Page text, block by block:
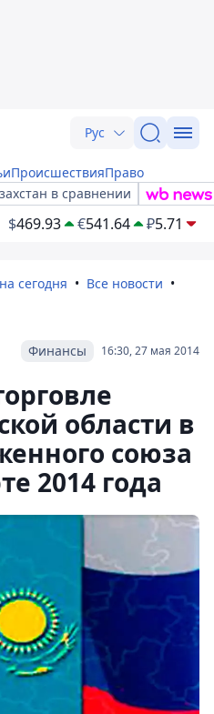
Рус
ПроисшествияПраво
в сравнении
$469.93 €541.64 ₽5.71
сегодня
Все новости
16:30, 27 мая 2014
Финансы
области в
союза
2014 года